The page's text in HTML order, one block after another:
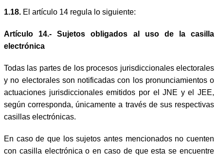
1.18. El artículo 14 regula lo siguiente:
Artículo 14.- Sujetos obligados al uso de la casilla
electrónica
Todas las partes de los procesos jurisdiccionales electorales
y no electorales son notificadas con los pronunciamientos o
actuaciones jurisdiccionales emitidos por el JNE y el JEE,
según corresponda, únicamente a través de sus respectivas
casillas electrónicas.
En caso de que los sujetos antes mencionados no cuenten
con casilla electrónica o en caso de que esta se encuentre